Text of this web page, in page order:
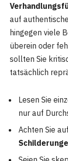
auf
hingegen viele
überein oder
sollten Sie
tatsächlich
Lesen Sie
nur auf
Achten Sie auf